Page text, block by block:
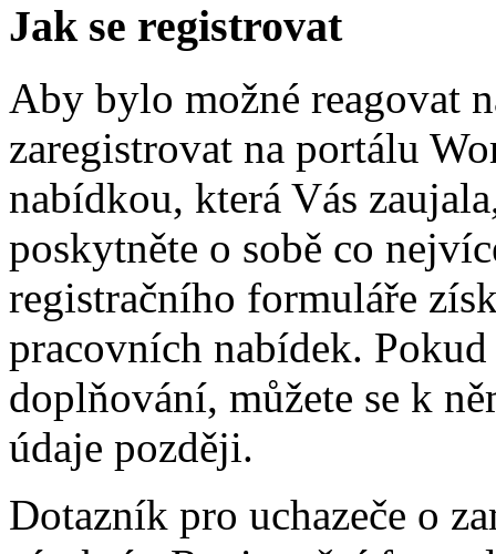
Jak se registrovat
Aby bylo možné reagovat
zaregistrovat na portálu
nabídkou, která Vás
poskytněte o sobě co
registračního formuláře
pracovních nabídek. Pokud
doplňování, můžete se k
údaje později.
Dotazník pro uchazeče o